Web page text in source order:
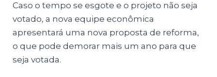
Caso o tempo se esgote e o projeto não seja
votado, a nova equipe econômica
apresentará uma nova proposta de reforma,
o que pode demorar mais um ano para que
seja votada.